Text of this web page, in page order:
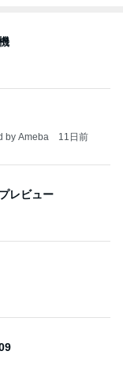
by Ameba 11日前
レビュー